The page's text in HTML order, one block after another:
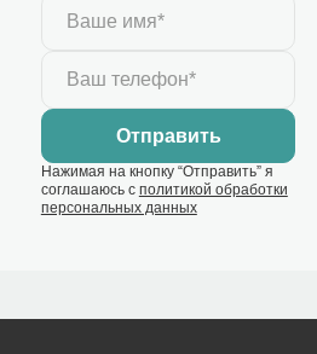
Нажимая на кнопку “Отправить” я
соглашаюсь с политикой обработки
персональных данных